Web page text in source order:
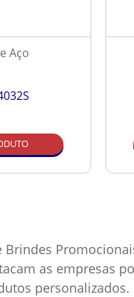
Aço
as empresas